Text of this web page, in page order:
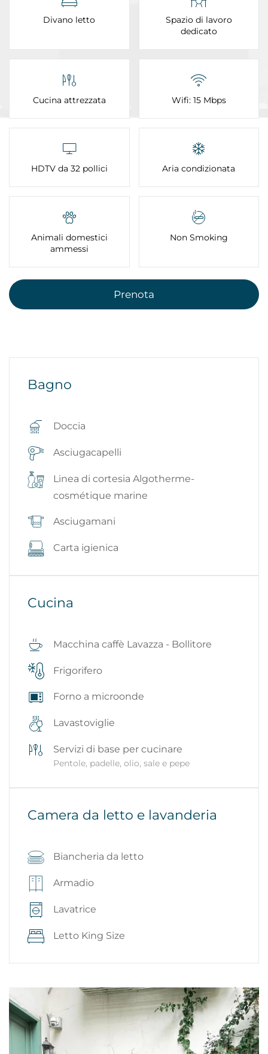
Divano letto
Spazio di lavoro
dedicato
Cucina attrezzata Wifi: 15 Mbps
HDTV da 32 pollici Aria condizionata
Animali domestici
ammessi
Non Smoking
Prenota
Bagno
Doccia
Asciugacapelli
Linea di cortesia Algotherme-
cosmétique marine
Asciugamani
Carta igienica
Cucina
Macchina caffè Lavazza - Bollitore
Frigorifero
Forno a microonde
Lavastoviglie
Servizi di base per cucinare
Pentole, padelle, olio, sale e pepe
Camera da letto e lavanderia
Biancheria da letto
Armadio
Lavatrice
Letto King Size